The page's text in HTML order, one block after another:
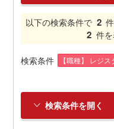
以下の検索条件で 2
2 件を
検索条件 【職種】 レジス
検索条件を開く